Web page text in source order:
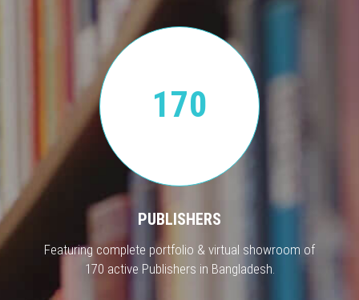
170
PUBLISHERS
Featuring complete portfolio & virtual showroom of
170 active Publishers in Bangladesh.